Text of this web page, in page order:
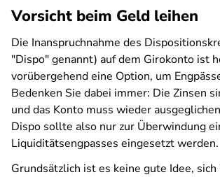
Vorsicht beim Geld leihen
Die Inanspruchnahme des
"Dispo" genannt) auf dem Girokonto ist
vorübergehend eine Option, um
Bedenken Sie dabei immer: Die Zinsen
und das Konto muss wieder
Dispo sollte also nur zur Überwindung
Liquiditätsengpasses eingesetzt werden.
Grundsätzlich ist es keine gute Idee,